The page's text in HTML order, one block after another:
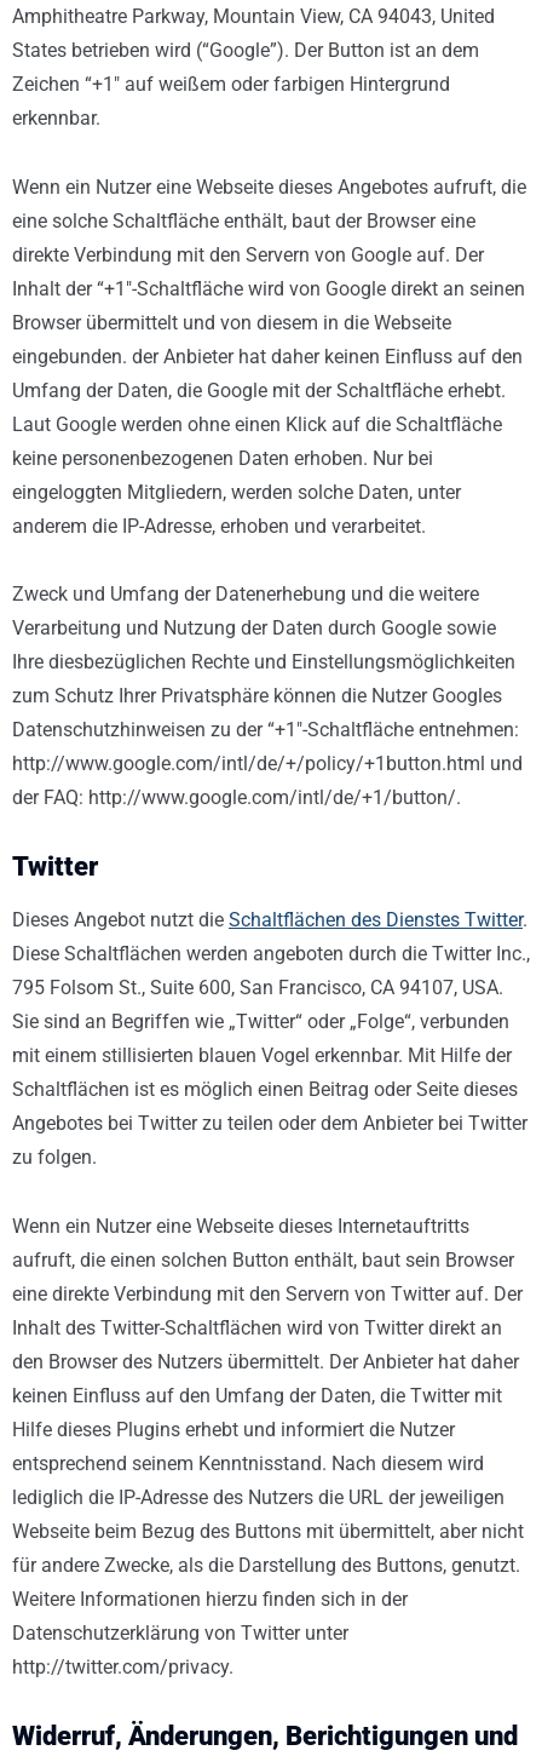
Amphitheatre Parkway, Mountain View, CA 94043, United
States betrieben wird (“Google”). Der Button ist an dem
Zeichen “+1″ auf weißem oder farbigen Hintergrund
erkennbar.
Wenn ein Nutzer eine Webseite dieses Angebotes aufruft, die
eine solche Schaltfläche enthält, baut der Browser eine
direkte Verbindung mit den Servern von Google auf. Der
Inhalt der “+1″-Schaltfläche wird von Google direkt an seinen
Browser übermittelt und von diesem in die Webseite
eingebunden. der Anbieter hat daher keinen Einfluss auf den
Umfang der Daten, die Google mit der Schaltfläche erhebt.
Laut Google werden ohne einen Klick auf die Schaltfläche
keine personenbezogenen Daten erhoben. Nur bei
eingeloggten Mitgliedern, werden solche Daten, unter
anderem die IP-Adresse, erhoben und verarbeitet.
Zweck und Umfang der Datenerhebung und die weitere
Verarbeitung und Nutzung der Daten durch Google sowie
Ihre diesbezüglichen Rechte und Einstellungsmöglichkeiten
zum Schutz Ihrer Privatsphäre können die Nutzer Googles
Datenschutzhinweisen zu der “+1″-Schaltfläche entnehmen:
http://www.google.com/intl/de/+/policy/+1button.html und
der FAQ: http://www.google.com/intl/de/+1/button/.
Twitter
Dieses Angebot nutzt die Schaltflächen des Dienstes Twitter.
Diese Schaltflächen werden angeboten durch die Twitter Inc.,
795 Folsom St., Suite 600, San Francisco, CA 94107, USA.
Sie sind an Begriffen wie „Twitter“ oder „Folge“, verbunden
mit einem stillisierten blauen Vogel erkennbar. Mit Hilfe der
Schaltflächen ist es möglich einen Beitrag oder Seite dieses
Angebotes bei Twitter zu teilen oder dem Anbieter bei Twitter
zu folgen.
Wenn ein Nutzer eine Webseite dieses Internetauftritts
aufruft, die einen solchen Button enthält, baut sein Browser
eine direkte Verbindung mit den Servern von Twitter auf. Der
Inhalt des Twitter-Schaltflächen wird von Twitter direkt an
den Browser des Nutzers übermittelt. Der Anbieter hat daher
keinen Einfluss auf den Umfang der Daten, die Twitter mit
Hilfe dieses Plugins erhebt und informiert die Nutzer
entsprechend seinem Kenntnisstand. Nach diesem wird
lediglich die IP-Adresse des Nutzers die URL der jeweiligen
Webseite beim Bezug des Buttons mit übermittelt, aber nicht
für andere Zwecke, als die Darstellung des Buttons, genutzt.
Weitere Informationen hierzu finden sich in der
Datenschutzerklärung von Twitter unter
http://twitter.com/privacy.
Widerruf, Änderungen, Berichtigungen und